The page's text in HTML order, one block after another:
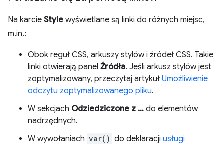
Na karcie Style wyświetlane są linki do różnych miejsc,
m.in.:
Obok reguł CSS, arkuszy stylów i źródeł CSS. Takie
linki otwierają panel Źródła. Jeśli arkusz stylów jest
zoptymalizowany, przeczytaj artykuł Umożliwienie
odczytu zoptymalizowanego pliku.
W sekcjach Odziedziczone z … do elementów
nadrzędnych.
W wywołaniach var() do deklaracji usługi